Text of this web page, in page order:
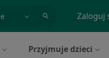
Zaloguj
Przyjmuje dzieci